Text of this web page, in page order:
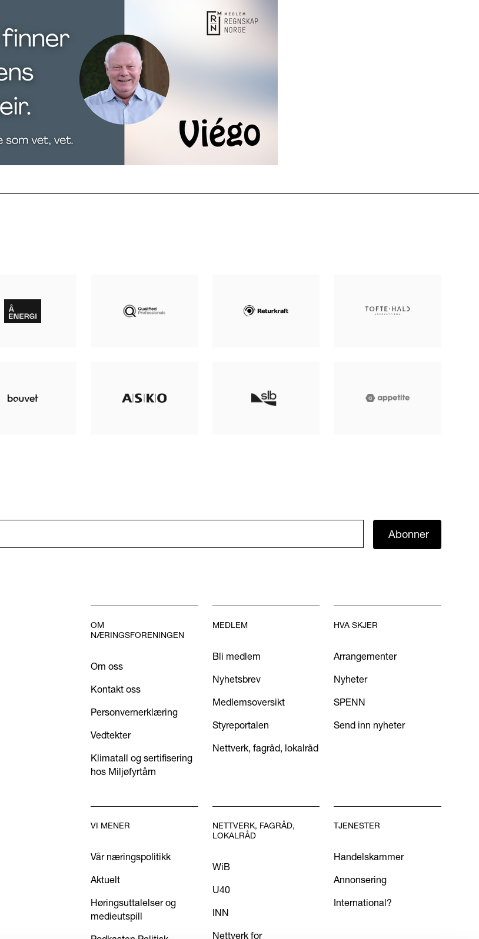
Abonner
OM
NÆRINGSFORENINGEN
Om oss
Kontakt oss
Personvernerklæring
Vedtekter
Klimatall og sertifisering
hos Miljøfyrtårn
MEDLEM
Bli medlem
Nyhetsbrev
Medlemsoversikt
Styreportalen
Nettverk, fagråd, lokalråd
HVA SKJER
Arrangementer
Nyheter
SPENN
Send inn nyheter
VI MENER
Vår næringspolitikk
Aktuelt
Høringsuttalelser og
medieutspill
NETTVERK, FAGRÅD,
LOKALRÅD
WiB
U40
INN
Nettverk for
TJENESTER
Handelskammer
Annonsering
International?